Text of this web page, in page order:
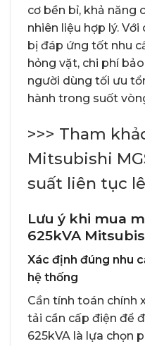
cơ bền bỉ, khả năng
nhiên liệu hợp lý.
bị đáp ứng tốt nhu
hỏng vặt, chi phí
người dùng tối ưu
hành trong suốt
>>> Tham
Mitsubishi
suất liên tục
Lưu ý khi mua
625kVA
Xác định đúng nhu
hệ thống
Cần tính toán chính
tải cần cấp điện để
625kVA là lựa chọn